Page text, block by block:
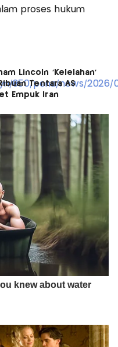
proses hukum
Lincoln 'Kelelahan'
Tentara AS
Empuk Iran